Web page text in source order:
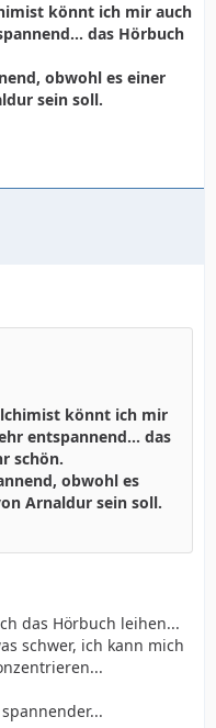
könnt ich mir auch
das Hörbuch
obwohl es einer
sein soll.
könnt ich mir
entspannend... das
schön.
obwohl es
Arnaldur sein soll.
das Hörbuch leihen...
schwer, ich kann mich